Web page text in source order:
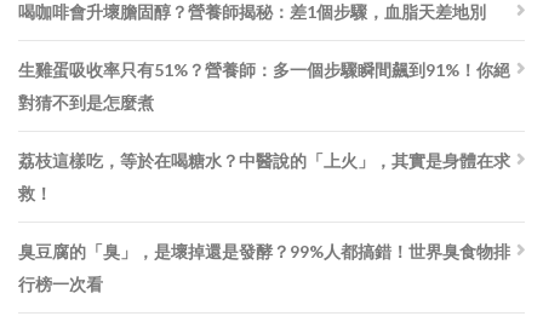
喝咖啡會升壞膽固醇？營養師揭秘：差1個步驟，血脂天差地別
生雞蛋吸收率只有51%？營養師：多一個步驟瞬間飆到91%！你絕
對猜不到是怎麼煮
荔枝這樣吃，等於在喝糖水？中醫說的「上火」，其實是身體在求
救！
臭豆腐的「臭」，是壞掉還是發酵？99%人都搞錯！世界臭食物排
行榜一次看